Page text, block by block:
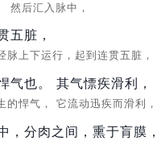
然后汇入脉中，
五脏，
脉上下运行，起到连贯五脏，
气也。
的悍气，
其气慓疾滑利，
它流动迅疾而滑利，
，分肉之间， 熏于肓膜，